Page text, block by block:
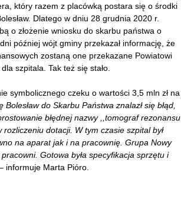
który razem z placówką postara się o środki
Dlatego w dniu 28 grudnia 2020 r.
o złożenie wniosku do skarbu państwa o
później wójt gminy przekazał informację, że
zostaną one przekazane Powiatowi
szpitala. Tak też się stało.
symbolicznego czeku o wartości 3,5 mln zł na
do Skarbu Państwa znalazł się błąd,
błędnej nazwy ,,tomograf rezonansu
dotacji. W tym czasie szpital był
na aparat jak i na pracownię. Grupa Nowy
Gotowa była specyfikacja sprzętu i
informuje Marta Pióro.